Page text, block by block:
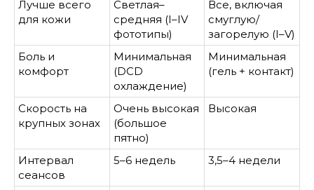
Лучше всего
для кожи
Светлая–
средняя (I–IV
фототипы)
Все, включая
смуглую/
загорелую (I–V)
Боль и
комфорт
Минимальная
(DCD
охлаждение)
Минимальная
(гель + контакт)
Скорость на
крупных зонах
Очень высокая
(большое
пятно)
Высокая
Интервал
сеансов
5–6 недель 3,5–4 недели